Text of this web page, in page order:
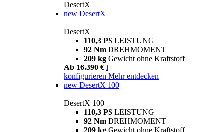
DesertX
new DesertX
DesertX
110,3 PS LEISTUNG
92 Nm DREHMOMENT
209 kg Gewicht ohne Kraftstoff
Ab 16.390 € i
konfigurieren Mehr entdecken
new DesertX 100
DesertX 100
110,3 PS LEISTUNG
92 Nm DREHMOMENT
209 kg Gewicht ohne Kraftstoff